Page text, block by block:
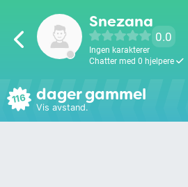
Snezana
0.0
Ingen karakterer
Chatter med 0 hjelpere
116 dager gammel
Vis avstand.